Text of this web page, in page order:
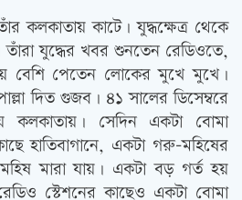
কলকাতায় কাটে। যুদ্ধক্ষেত্র থেকে
যুদ্ধের খবর শুনতেন রেডিওতে,
বেশি পেতেন লোকের মুখে মুখে।
দিত গুজব। ৪১ সালের ডিসেম্বরে
কলকাতায়। সেদিন একটা বোমা
হাতিবাগানে, একটা গরু-মহিষের
মারা যায়। একটা বড় গর্ত হয়
রেডিও স্টেশনের কাছেও একটা বোমা